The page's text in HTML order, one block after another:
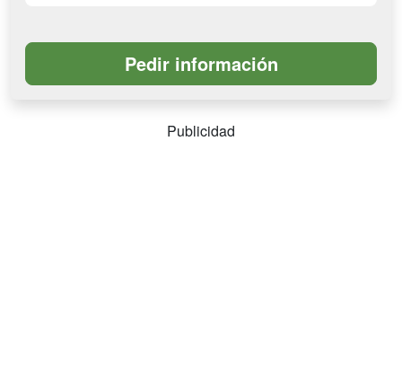
Publicidad